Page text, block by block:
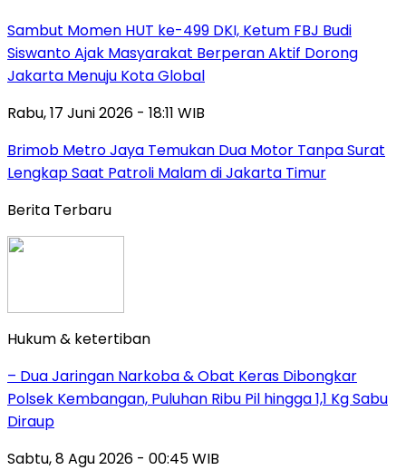
Sambut Momen HUT ke-499 DKI, Ketum FBJ Budi
Siswanto Ajak Masyarakat Berperan Aktif Dorong
Jakarta Menuju Kota Global
Rabu, 17 Juni 2026 - 18:11 WIB
Brimob Metro Jaya Temukan Dua Motor Tanpa Surat
Lengkap Saat Patroli Malam di Jakarta Timur
Berita Terbaru
Hukum & ketertiban
– Dua Jaringan Narkoba & Obat Keras Dibongkar
Polsek Kembangan, Puluhan Ribu Pil hingga 1,1 Kg Sabu
Diraup
Sabtu, 8 Agu 2026 - 00:45 WIB